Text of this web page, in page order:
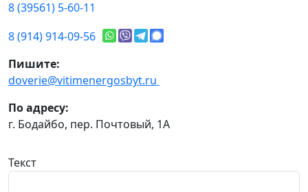
8 (39561) 5-60-11
8 (914) 914-09-56
Пишите:
doverie@vitimenergosbyt.ru
По адресу:
г. Бодайбо, пер. Почтовый, 1А
Текст